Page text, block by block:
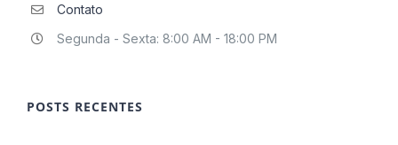
Contato
Segunda - Sexta: 8:00 AM - 18:00 PM
POSTS RECENTES